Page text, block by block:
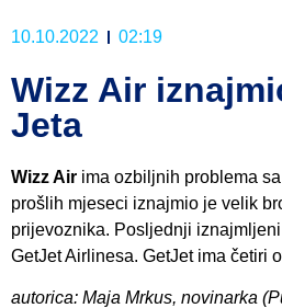
10.10.2022 02:19
Wizz Air
Jeta
Wizz Air ima ozbiljnih problema
prošlih mjeseci iznajmio je velik
prijevoznika. Posljednji
GetJet Airlinesa. GetJet ima četiri
autorica: Maja Mrkus, novinarka